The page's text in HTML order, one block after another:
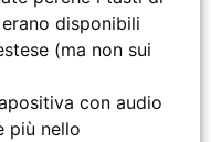
disponibili
(ma non sui
con audio
più nello